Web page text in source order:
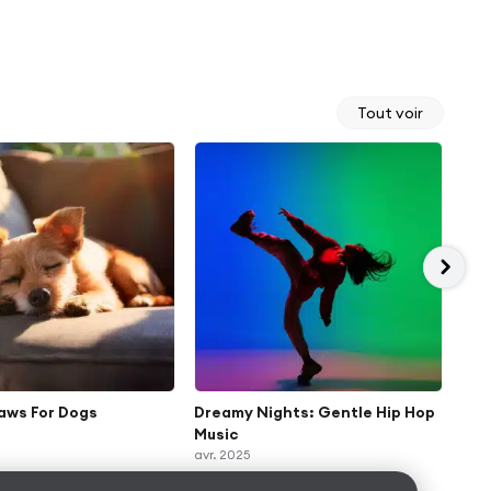
Tout voir
For Dogs
Dreamy Nights: Gentle Hip Hop
Music
avr. 2025